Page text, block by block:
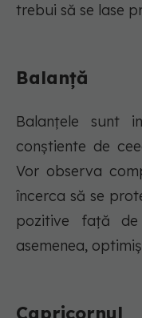
trebui să se lase
Balanță
Balanțele sunt
conștiente de
Vor observa
încerca să se
pozitive față
asemenea,